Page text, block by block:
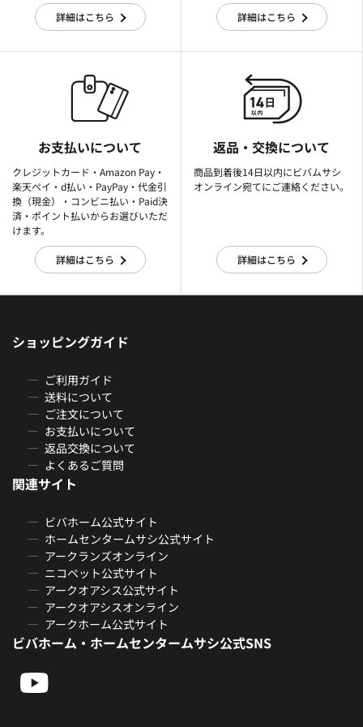
詳細はこちら 詳細はこちら
お支払いについて
クレジットカード・Amazon Pay・
楽天ぺイ・d払い・PayPay・代金引
換（現金）・コンビニ払い・Paid決
済・ポイント払いからお選びいただ
けます。
詳細はこちら
返品・交換について
商品到着後14日以内にビバムサシ
オンライン宛てにご連絡ください。
詳細はこちら
ショッピングガイド
ご利用ガイド
送料について
ご注文について
お支払いについて
返品交換について
よくあるご質問
関連サイト
ビバホーム公式サイト
ホームセンタームサシ公式サイト
アークランズオンライン
ニコペット公式サイト
アークオアシス公式サイト
アークオアシスオンライン
アークホーム公式サイト
ビバホーム・ホームセンタームサシ公式SNS